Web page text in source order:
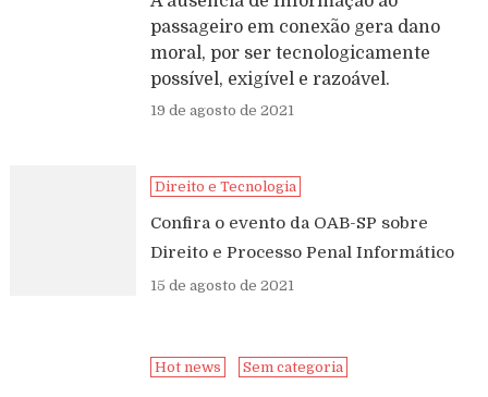
passageiro em conexão gera dano
moral, por ser tecnologicamente
possível, exigível e razoável.
19 de agosto de 2021
Direito e Tecnologia
Confira o evento da OAB-SP sobre
Direito e Processo Penal Informático
15 de agosto de 2021
Hot news Sem categoria